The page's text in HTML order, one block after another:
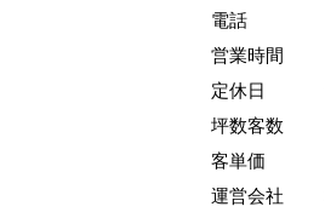
電話
営業時間
定休日
坪数客数
客単価
運営会社